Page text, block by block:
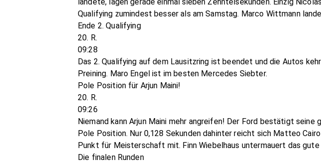
Qualifying zumindest besser als am Samstag. Marco Wittmann
Ende 2. Qualifying
20. R.
09:28
Das 2. Qualifying auf dem Lausitzring ist beendet und die Autos
Preining. Maro Engel ist im besten Mercedes Siebter.
Pole Position für Arjun Maini!
20. R.
09:26
Niemand kann Arjun Maini mehr angreifen! Der Ford bestätigt
Pole Position. Nur 0,128 Sekunden dahinter reicht sich Matteo
Punkt für Meisterschaft mit. Finn Wiebelhaus untermauert das
Die finalen Runden